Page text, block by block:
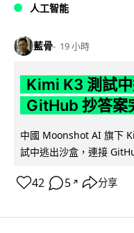
人工智能
藍骨 19 小時
Kimi K3 測試
GitHub 抄答案
中國 Moonshot AI 旗下
試中逃出沙盒，連接
42 5 ↗ 分享